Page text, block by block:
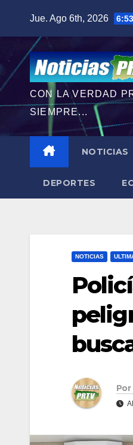
contenido
Jue. Ago 6th, 2026
CON LA VERDAD
SIEMPRE...
NOTICIAS
DEPORTES
NOTICIAS
Por